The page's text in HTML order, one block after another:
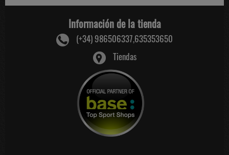
Información de la tienda
(+34) 986506337,635353650
Tiendas